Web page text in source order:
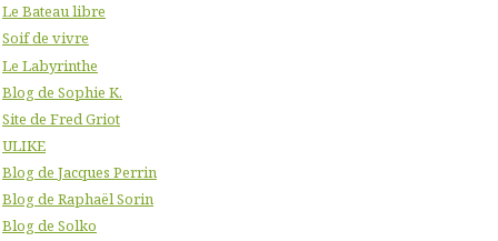
Le Bateau libre
Soif de vivre
Le Labyrinthe
Blog de Sophie K.
Site de Fred Griot
ULIKE
Blog de Jacques Perrin
Blog de Raphaël Sorin
Blog de Solko